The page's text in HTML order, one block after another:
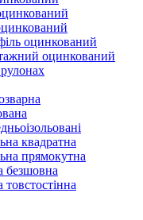
оцинкований
оцинкований
квадратна
прямокутна
безшовна
товстостінна